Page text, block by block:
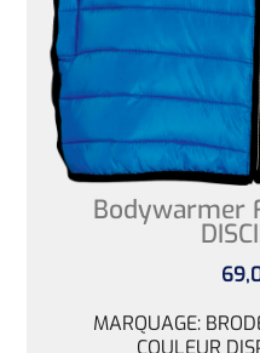
Bodywarmer
MARQUAGE:
COULEUR